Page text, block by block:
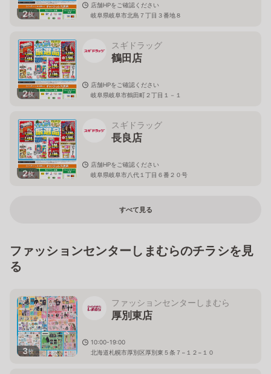
2枚
店舗HPをご確認ください
岐阜県岐阜市北島７丁目３番地８
2枚
スギドラッグ
鶴田店
店舗HPをご確認ください
岐阜県岐阜市鶴田町２丁目１－１
2枚
スギドラッグ
長良店
店舗HPをご確認ください
岐阜県岐阜市八代１丁目６番２０号
すべて見る
ファッションセンターしまむらのチラシを見
る
3枚
ファッションセンターしまむら
厚別東店
10:00-19:00
北海道札幌市厚別区厚別東５条７−１２−１０